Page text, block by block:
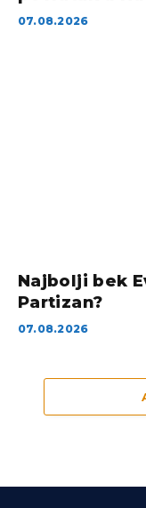
07.08.2026
Najbolji bek
Partizan?
07.08.2026